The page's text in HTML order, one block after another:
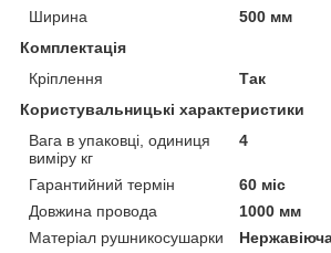
Ширина
500 мм
Комплектація
Кріплення
Так
Користувальницькі характеристики
Вага в упаковці, одиниця
виміру кг
4
Гарантийний термін
60 міс
Довжина провода
1000 мм
Матеріал рушникосушарки